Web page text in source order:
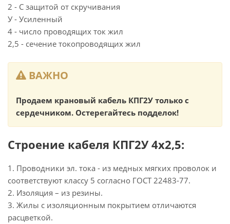
2 - С защитой от скручивания
У - Усиленный
4 - число проводящих ток жил
2,5 - сечение токопроводящих жил
ВАЖНО
Продаем крановый кабель КПГ2У только с
сердечником. Остерегайтесь подделок!
Строение кабеля КПГ2У 4х2,5:
1. Проводники эл. тока - из медных мягких проволок и
соответствуют классу 5 согласно ГОСТ 22483-77.
2. Изоляция – из резины.
3. Жилы с изоляционным покрытием отличаются
расцветкой.